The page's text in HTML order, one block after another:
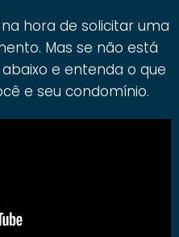
hora de solicitar uma
Mas se não está
e entenda o que
e seu condomínio.